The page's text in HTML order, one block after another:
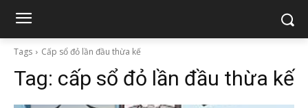
Tags Cấp sổ đỏ lần đầu thừa kế
Tag: cấp sổ đỏ lần đầu thừa kế